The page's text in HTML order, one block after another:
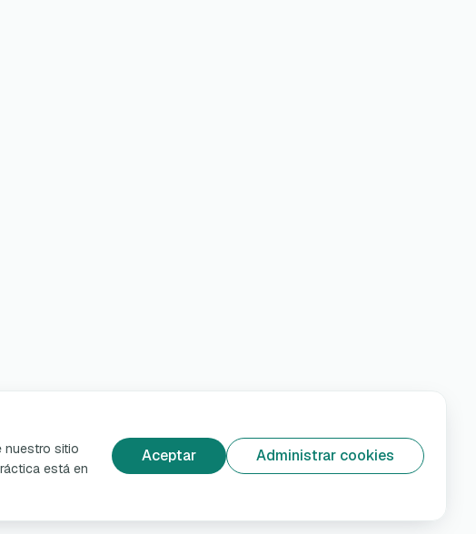
nuestro sitio
está en
Aceptar Administrar cookies